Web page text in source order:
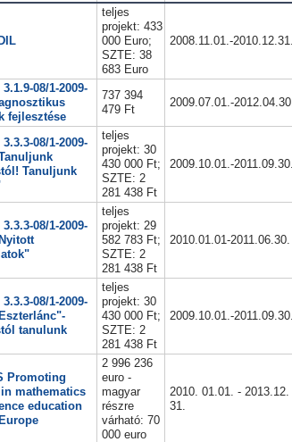
teljes
projekt: 433
000 Euro;
SZTE: 38
683 Euro
2008.11.01.-2010.12.31.
08/1-2009-
fejlesztése
737 394
479 Ft
2009.07.01.-2012.04.30.
08/1-2009-
Tanuljunk
teljes
projekt: 30
430 000 Ft;
SZTE: 2
281 438 Ft
2009.10.01.-2011.09.30.
08/1-2009-
teljes
projekt: 29
582 783 Ft;
SZTE: 2
281 438 Ft
2010.01.01-2011.06.30.
08/1-2009-
tanulunk
teljes
projekt: 30
430 000 Ft;
SZTE: 2
281 438 Ft
2009.10.01.-2011.09.30.
Promoting
mathematics
education
2 996 236
euro -
magyar
részre
várható: 70
000 euro
2010. 01.01. - 2013.12.
31.